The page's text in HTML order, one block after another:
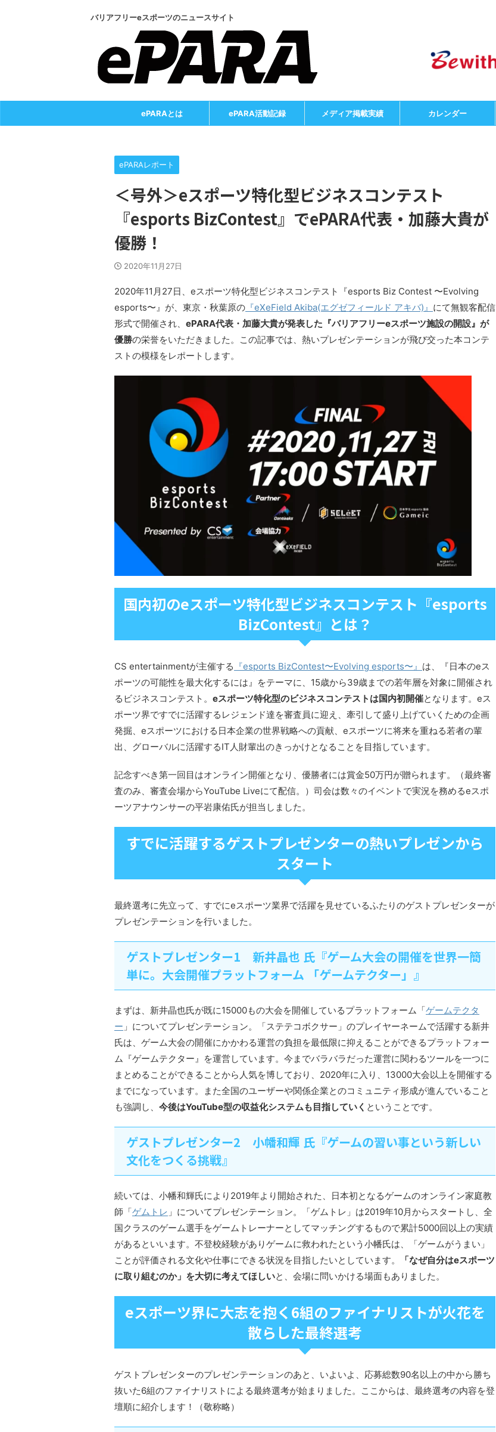
バリアフリーeスポーツのニュースサイト
ePARAとは ePARA活動記録 メディア掲載実績 カレンダー
ePARAレポート
＜号外＞eスポーツ特化型ビジネスコンテスト
『esports BizContest』でePARA代表・加藤大貴が
優勝！
2020年11月27日
2020年11月27日、eスポーツ特化型ビジネスコンテスト『esports Biz Contest 〜Evolving
esports〜』が、東京・秋葉原の 『eXeField Akiba(エグゼフィールド アキバ)』 にて無観客配信
形式で開催され、 ePARA代表・加藤大貴が発表した『バリアフリーeスポーツ施設の開設』が
優勝の栄誉をいただきました。この記事では、熱いプレゼンテーションが飛び交った本コンテ
ストの模様をレポートします。
国内初のeスポーツ特化型ビジネスコンテスト『esports
BizContest』とは？
CS entertainmentが主催する 『esports BizContest〜Evolving esports〜』 は、『日本のeス
ポーツの可能性を最大化するには』をテーマに、15歳から39歳までの若年層を対象に開催され
るビジネスコンテスト。 eスポーツ特化型のビジネスコンテストは国内初開催となります。eス
ポーツ界ですでに活躍するレジェンド達を審査員に迎え、牽引して盛り上げていくための企画
発掘、eスポーツにおける日本企業の世界戦略への貢献、eスポーツに将来を重ねる若者の輩
出、グローバルに活躍するIT人財輩出のきっかけとなることを目指しています。
記念すべき第一回目はオンライン開催となり、優勝者には賞金50万円が贈られます。（最終審
査のみ、審査会場からYouTube Liveにて配信。）司会は数々のイベントで実況を務めるeスポ
ーツアナウンサーの平岩康佑氏が担当しました。
すでに活躍するゲストプレゼンターの熱いプレゼンから
スタート
最終選考に先立って、すでにeスポーツ業界で活躍を見せているふたりのゲストプレゼンターが
プレゼンテーションを行いました。
ゲストプレゼンター1 新井晶也 氏『ゲーム大会の開催を世界一簡
単に。大会開催プラットフォーム 「ゲームテクター」』
まずは、新井晶也氏が既に15000もの大会を開催しているプラットフォーム「ゲームテクタ
ー 」についてプレゼンテーション。「ステテコボクサー」のプレイヤーネームで活躍する新井
氏は、ゲーム大会の開催にかかわる運営の負担を最低限に抑えることができるプラットフォー
ム『ゲームテクター』を運営しています。今までバラバラだった運営に関わるツールを一つに
まとめることができることから人気を博しており、2020年に入り、13000大会以上を開催する
までになっています。また全国のユーザーや関係企業とのコミュニティ形成が進んでいること
も強調し、 今後はYouTube型の収益化システムも目指していく ということです。
ゲストプレゼンター2 小幡和輝 氏『ゲームの習い事という新しい
文化をつくる挑戦』
続いては、小幡和輝氏により2019年より開始された、日本初となるゲームのオンライン家庭教
師「ゲムトレ 」についてプレゼンテーション。「ゲムトレ」は2019年10月からスタートし、全
国クラスのゲーム選手をゲームトレーナーとしてマッチングするもので累計5000回以上の実績
があるといいます。不登校経験がありゲームに救われたという小幡氏は、「ゲームがうまい」
ことが評価される文化や仕事にできる状況を目指したいとしています。
「なぜ自分はeスポーツ
に取り組むのか」を大切に考えてほしいと、会場に問いかける場面もありました。
eスポーツ界に大志を抱く6組のファイナリストが火花を
散らした最終選考
ゲストプレゼンターのプレゼンテーションのあと、いよいよ、応募総数90名以上の中から勝ち
抜いた6組のファイナリストによる最終選考が始まりました。ここからは、最終選考の内容を登
壇順に紹介します！（敬称略）